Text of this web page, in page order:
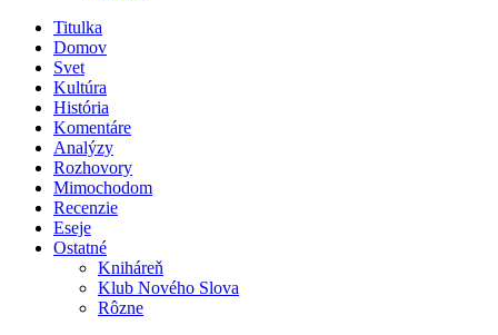
Titulka
Domov
Svet
Kultúra
História
Komentáre
Analýzy
Rozhovory
Mimochodom
Recenzie
Eseje
Ostatné
Kniháreň
Klub Nového Slova
Rôzne